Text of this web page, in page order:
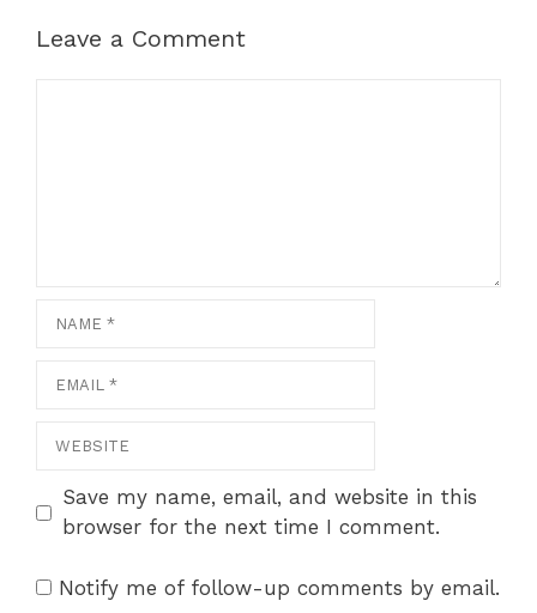
Leave a Comment
Name
Email
Website
Save my name, email, and website in this
browser for the next time I comment.
Notify me of follow-up comments by email.